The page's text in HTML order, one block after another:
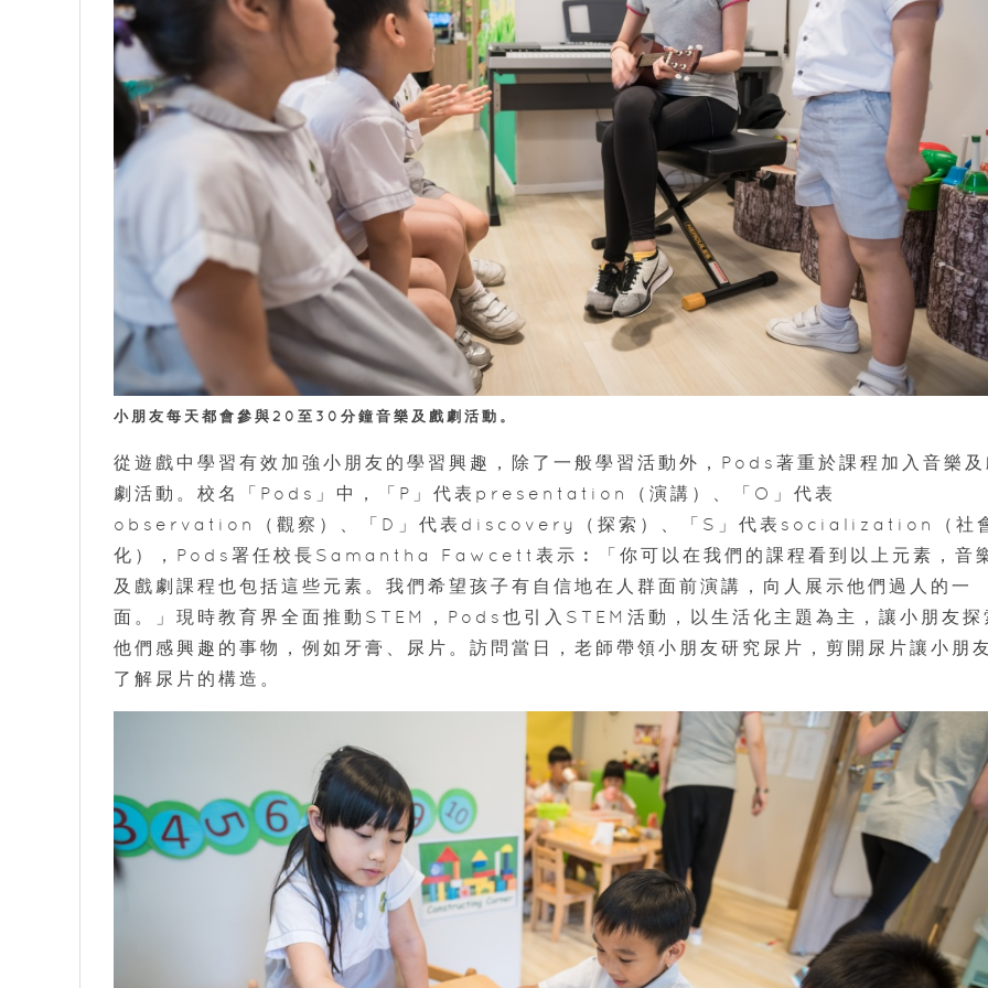
小朋友每天都會參與20至30分鐘音樂及戲劇活動。
從遊戲中學習有效加強小朋友的學習興趣，除了一般學習活動外，Pods著重於課程加入音樂
劇活動。校名「Pods」中，「P」代表presentation（演講）、「O」代表
observation（觀察）、「D」代表discovery（探索）、「S」代表socialization（社
化），Pods署任校長Samantha Fawcett表示︰「你可以在我們的課程看到以上元素，音
及戲劇課程也包括這些元素。我們希望孩子有自信地在人群面前演講，向人展示他們過人的一
面。」現時教育界全面推動STEM，Pods也引入STEM活動，以生活化主題為主，讓小朋友探
他們感興趣的事物，例如牙膏、尿片。訪問當日，老師帶領小朋友研究尿片，剪開尿片讓小朋
了解尿片的構造。